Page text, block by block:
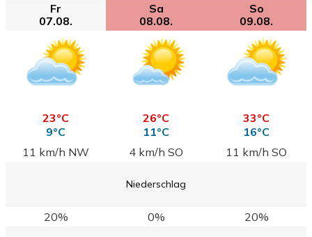
Fr
07.08.
Sa
08.08.
So
09.08.
23°C
9°C
26°C
11°C
33°C
16°C
11 km/h NW
4 km/h SO 11 km/h SO
Niederschlag
20% 0% 20%